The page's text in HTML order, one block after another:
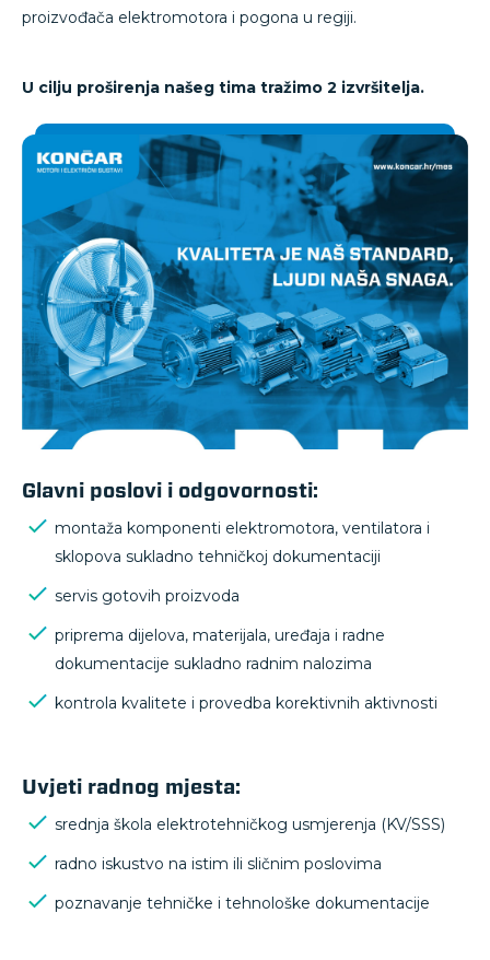
proizvođača elektromotora i pogona u regiji.
U cilju proširenja našeg tima tražimo 2 izvršitelja.
Glavni poslovi i odgovornosti:
montaža komponenti elektromotora, ventilatora i
sklopova sukladno tehničkoj dokumentaciji
servis gotovih proizvoda
priprema dijelova, materijala, uređaja i radne
dokumentacije sukladno radnim nalozima
kontrola kvalitete i provedba korektivnih aktivnosti
Uvjeti radnog mjesta:
srednja škola elektrotehničkog usmjerenja (KV/SSS)
radno iskustvo na istim ili sličnim poslovima
poznavanje tehničke i tehnološke dokumentacije